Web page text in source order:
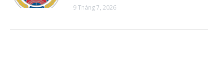
9 Tháng 7, 2026